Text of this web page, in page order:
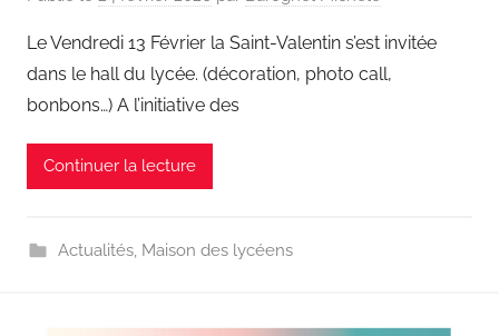
Le Vendredi 13 Février la Saint-Valentin s’est invitée
dans le hall du lycée. (décoration, photo call,
bonbons…) A l’initiative des
Continuer la lecture
Actualités, Maison des lycéens